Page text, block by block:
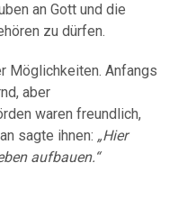
an Gott und die
zu dürfen.
Möglichkeiten. Anfangs
aber
waren freundlich,
sagte ihnen: „Hier
aufbauen.“